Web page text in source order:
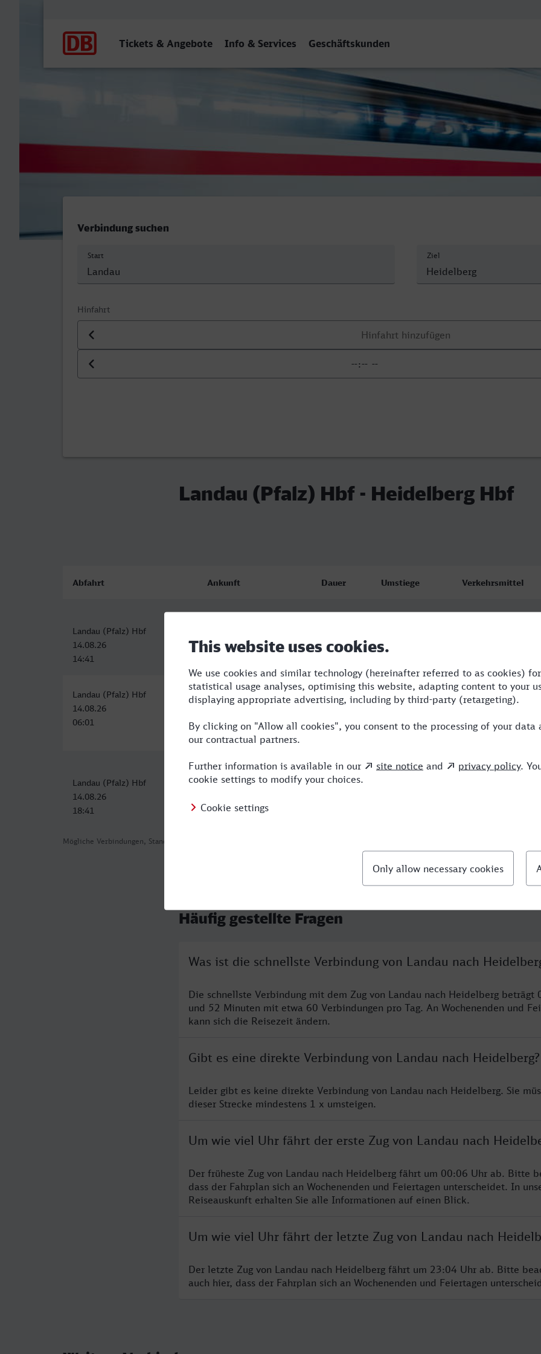
Tickets & Angebote Info & Services Geschäftskunden
Landau (Pfalz) Hbf - Heidelberg Hbf
Verbindung suchen
Start Ziel
Hinfahrt
Datum der Hinfahrt
Uhrzeit der Hinfahrt
Landau (Pfalz) Hbf - Heidelberg Hbf
Mögliche Verbindungen, Stand: 2026-07-31 03:45
Abfahrt Ankunft Dauer Umstiege Verkehrsmittel
Landau (Pfalz) Hbf
14.08.26
14:41
14.08.26
Landau (Pfalz) Hbf
14.08.26
06:01
Heidelberg Hbf
14.08.26
07:48
1:47 RB,RE,ICE
Landau (Pfalz) Hbf
14.08.26
18:41
Heidelberg Hbf
19:48
1:07
Häufig gestellte Fragen
Was ist die schnellste Verbindung von Landau nach
Die schnellste Verbindung mit dem Zug von Landau nach Heidelberg beträgt
und 52 Minuten mit etwa 60 Verbindungen pro Tag. An Wochenenden und
kann sich die Reisezeit ändern.
Gibt es eine direkte Verbindung von Landau nach Heidelberg?
Leider gibt es keine direkte Verbindung von Landau nach Heidelberg. Sie
dieser Strecke mindestens 1 x umsteigen.
Um wie viel Uhr fährt der erste Zug von Landau nach
Der früheste Zug von Landau nach Heidelberg fährt um 00:06 Uhr ab. Bitte
dass der Fahrplan sich an Wochenenden und Feiertagen unterscheidet. In
Reiseauskunft erhalten Sie alle Informationen auf einen Blick.
Um wie viel Uhr fährt der letzte Zug von Landau nach
Der letzte Zug von Landau nach Heidelberg fährt um 23:04 Uhr ab. Bitte
auch hier, dass der Fahrplan sich an Wochenenden und Feiertagen